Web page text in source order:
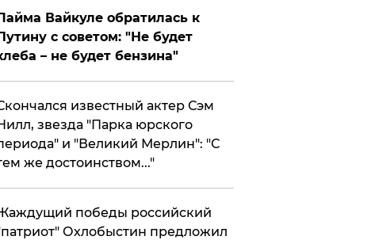
Вайкуле обратилась к
с советом: "Не будет
– не будет бензина"
известный актер Сэм
звезда "Парка юрского
и "Великий Мерлин": "С
же достоинством..."
победы российский
Охлобыстин предложил